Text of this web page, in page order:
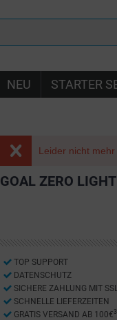
NEU STARTER
Leider nicht
GOAL ZERO
TOP SUPPORT
DATENSCHUTZ
SICHERE ZAHLUNG MIT
SCHNELLE LIEFERZEITEN
GRATIS VERSAND AB 100€ 3